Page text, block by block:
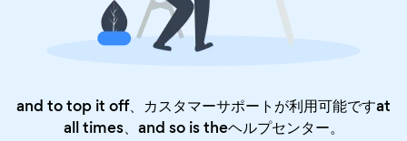
and to top it off、カスタマーサポートが利用可能ですat
all times、and so is theヘルプセンター。